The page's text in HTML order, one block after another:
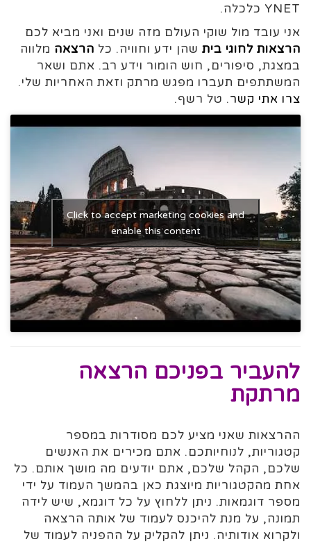
YNET כלכלה.
אני עובד מול שוקי העולם מזה שנים ואני מביא לכם
הרצאות לחוגי בית שהן ידע וחוויה. כל הרצאה מלווה
במצגת, סיפורים, חוש הומור וידע רב. אתם ושאר
המשתתפים תעברו מפגש מרתק וזאת האחריות שלי.
צרו אתי קשר. טל רשף.
Click to accept marketing cookies and
enable this content
להעביר בפניכם הרצאה
מרתקת
ההרצאות שאני מציע לכם מסודרות במספר
קטגוריות, לנוחיותכם. אתם מכירים את האנשים
שלכם, הקהל שלכם, אתם יודעים מה מושך אותם. כל
אחת מהקטגוריות מיוצגת כאן בהמשך העמוד על ידי
מספר דוגמאות. ניתן ללחוץ על כל דוגמא, שיש לידה
תמונה, על מנת להיכנס לעמוד של אותה הרצאה
ולקרוא אודותיה. ניתן להקליק על ההפניה לעמוד של